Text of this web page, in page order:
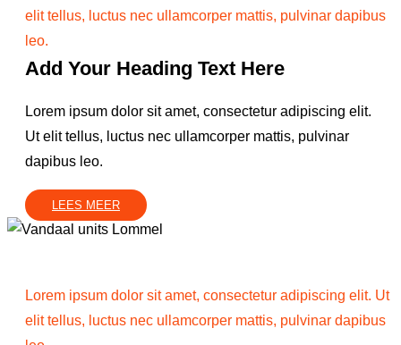
elit tellus, luctus nec ullamcorper mattis, pulvinar dapibus
leo.
Add Your Heading Text Here
Lorem ipsum dolor sit amet, consectetur adipiscing elit.
Ut elit tellus, luctus nec ullamcorper mattis, pulvinar
dapibus leo.
LEES MEER
Lorem ipsum dolor sit amet, consectetur adipiscing elit. Ut
elit tellus, luctus nec ullamcorper mattis, pulvinar dapibus